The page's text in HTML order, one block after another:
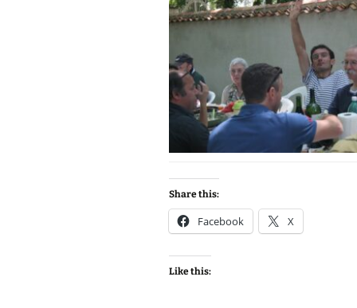
Share this:
Facebook X
Like this: